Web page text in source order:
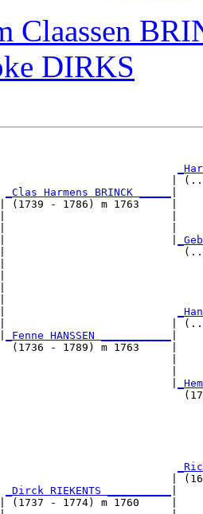
Claassen
DIRKS
_Clas Harmens BRINCK _____
(1739 - 1786) m 1763     |
|
|
_Fenne HANSSEN ___________
- 1789) m 1763     |
|
_Dirck RIEKENTS __________
- 1774) m 1760     |